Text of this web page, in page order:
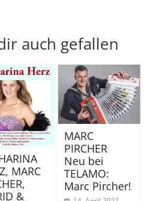
auch gefallen
MARC
&
MARC
PIRCHER
Neu bei
TELAMO:
Marc Pircher!